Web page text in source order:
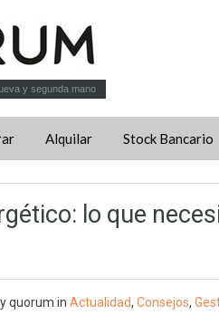
y segunda mano
Alquilar Stock Bancario
lo que
quorum in Actualidad, Consejos,